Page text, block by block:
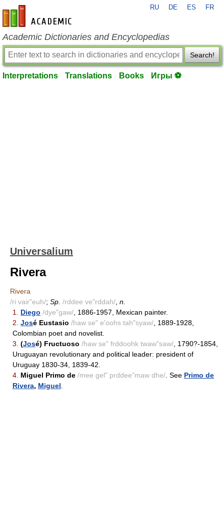
en-academic.com
RU DE ES FR
Academic Dictionaries and Encyclopedias
Search!
Interpretations Translations Books Игры ⚽
Universalium
Rivera
Rivera
/ri vair"euh/; Sp. /rddee ve"rddah/ n.
1.
Diego /dye"gaw/ , 1886-1957, Mexican painter.
2. José Eustasio /haw se" e'oohs tah"syaw/ , 1889-1928,
Colombian poet and novelist.
3. (José) Fructuoso /haw se" frddoohk twaw"saw/ , 1790?-1854,
Uruguayan revolutionary and political leader: president of
Uruguay 1830-34, 1839-42.
4. Miguel Primo de /mee gel" prddee"maw dhe/ . See Primo de
Rivera, Miguel